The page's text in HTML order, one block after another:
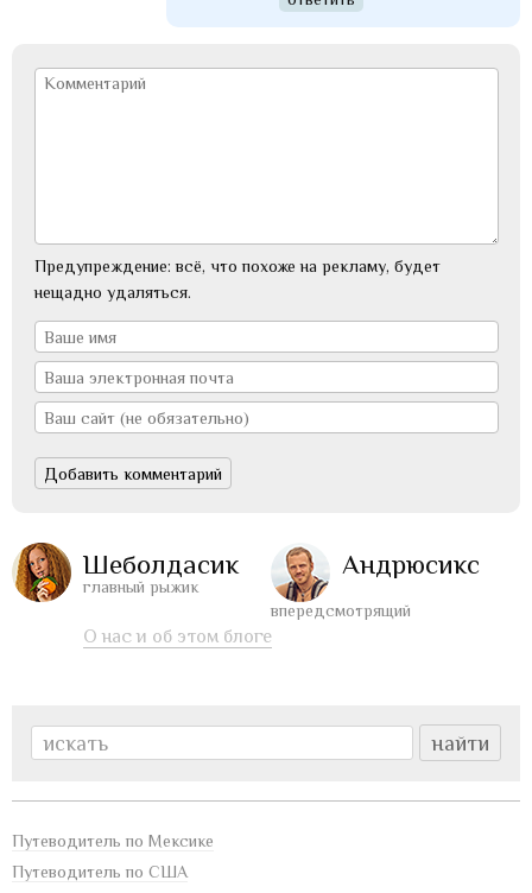
Предупреждение: всё, что похоже на рекламу, будет
нещадно удаляться.
Шеболдасик
главный рыжик
Андрюсикс
впередсмотрящий
О нас и об этом блоге
Путеводитель по Мексике
Путеводитель по США